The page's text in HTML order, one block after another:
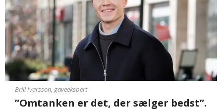
Brill Ivarsson, gaveekspert
”Omtanken er det, der sælger bedst”.